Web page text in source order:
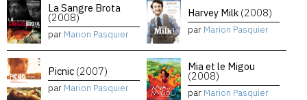
La Sangre Brota
(2008)
par Marion Pasquier
Harvey Milk (2008)
par Marion Pasquier
Picnic (2007)
par Marion Pasquier
Mia et le Migou
(2008)
par Marion Pasquier